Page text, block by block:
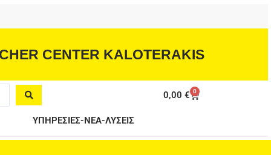
CENTER KALOTERAKIS
0,00€ 0
Cart
ΥΠΗΡΕΣΙΕΣ-ΝΕΑ-ΛΥΣΕΙΣ